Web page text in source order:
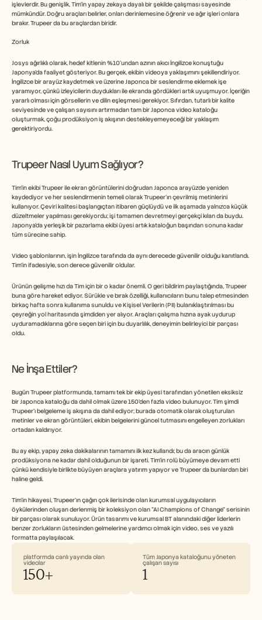
işlevlerdir. Bu genişlik, Tim'in yapay zekaya dayalı bir şekilde çalışması sayesinde
mümkündür. Doğru araçları belirler, onları derinlemesine öğrenir ve ağır işleri onlara
bırakır. Trupeer da bu araçlardan biridir.
Zorluk
Josys ağırlıklı olarak, hedef kitlenin %10'undan azının akıcı İngilizce konuştuğu
Japonya'da faaliyet gösteriyor. Bu gerçek, ekibin videoya yaklaşımını şekillendiriyor.
İngilizce bir arayüz kaydetmek ve üzerine Japonca bir seslendirme eklemek işe
yaramıyor, çünkü izleyicilerin duydukları ile ekranda gördükleri artık uyuşmuyor. İçeriğin
yararlı olması için görsellerin ve dilin eşleşmesi gerekiyor. Sıfırdan, tutarlı bir kalite
seviyesinde ve çalışan sayısını artırmadan tam bir Japonca video kataloğu
oluşturmak, çoğu prodüksiyon iş akışının destekleyemeyeceği bir yaklaşım
gerektiriyordu.
Trupeer Nasıl Uyum Sağlıyor?
Tim'in ekibi Trupeer ile ekran görüntülerini doğrudan Japonca arayüzde yeniden
kaydediyor ve her seslendirmenin temeli olarak Trupeer'ın çevrilmiş metinlerini
kullanıyor. Çeviri kalitesi başlangıçtan itibaren güçlüydü ve ilk aşamada yalnızca küçük
düzeltmeler yapılması gerekiyordu; işi tamamen devretmeyi gerçekçi kılan da buydu.
Japonya'da yerleşik bir pazarlama ekibi üyesi artık kataloğun başından sonuna kadar
tüm sürecine sahip.
Video şablonlarının, işin İngilizce tarafında da aynı derecede güvenilir olduğu kanıtlandı.
Tim'in ifadesiyle, son derece güvenilir oldular.
Ürünün gelişme hızı da Tim için bir o kadar önemli. O geri bildirim paylaştığında, Trupeer
buna göre hareket ediyor. Sürükle ve bırak özelliği, kullanıcıların bunu talep etmesinden
birkaç hafta sonra kullanıma sunuldu ve Kişisel Verilerin (PII) bulanıklaştırılması bu
çeyreğin yol haritasında şimdiden yer alıyor. Araçları çalışma hızına ayak uydurup
uyduramadıklarına göre seçen biri için bu duyarlılık, deneyimin belirleyici bir parçası
oldu.
Ne İnşa Ettiler?
Bugün Trupeer platformunda, tamamı tek bir ekip üyesi tarafından yönetilen eksiksiz
bir Japonca kataloğu da dahil olmak üzere 150'den fazla video bulunuyor. Tim şimdi
Trupeer'ı belgeleme iş akışına da dahil ediyor; burada otomatik olarak oluşturulan
metinler ve ekran görüntüleri, ekibin belgelerini güncel tutmasını engelleyen zorlukları
ortadan kaldırıyor.
Bu ay ekip, yapay zeka dakikalarının tamamını ilk kez kullandı; bu da aracın günlük
prodüksiyona ne kadar dahil olduğunun bir işareti. Tim'in rolü büyümeye devam etti
çünkü kendisiyle birlikte büyüyen araçlara yatırım yapıyor ve Trupeer da bunlardan biri
haline geldi.
Tim'in hikayesi, Trupeer'ın çağın çok ilerisinde olan kurumsal uygulayıcıların
öykülerinden oluşan derlenmiş bir koleksiyon olan "AI Champions of Change" serisinin
bir parçası olarak sunuluyor. Ürün tasarımı ve kurumsal BT alanındaki diğer liderlerin
benzer zorlukların üstesinden gelmelerine yardımcı olmak için video, ses ve yazılı
formatta paylaşılacak.
platformda canlı yayında olan
videolar
150+
Tüm Japonya kataloğunu yöneten
çalışan sayısı
1